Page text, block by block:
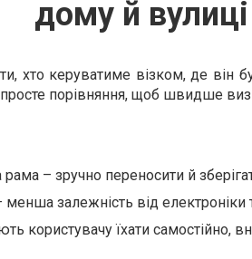
дому й вулиці
хто керуватиме візком, де він
порівняння, щоб швидше
– зручно переносити й
менша залежність від електроніки
користувачу їхати самостійно,